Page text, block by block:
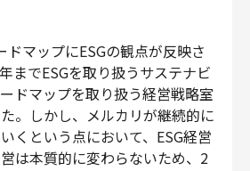
ドマップにESGの観点が反映さ
までESGを取り扱うサステナビ
ドマップを取り扱う経営戦略室
。しかし、メルカリが継続的に
くという点において、ESG経営
は本質的に変わらないため、2